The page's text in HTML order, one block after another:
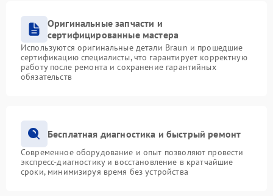
Оригинальные запчасти и
сертифицированные мастера
Используются оригинальные детали Braun и прошедшие
сертификацию специалисты, что гарантирует корректную
работу после ремонта и сохранение гарантийных
обязательств
Бесплатная диагностика и быстрый ремонт
Современное оборудование и опыт позволяют провести
экспресс-диагностику и восстановление в кратчайшие
сроки, минимизируя время без устройства